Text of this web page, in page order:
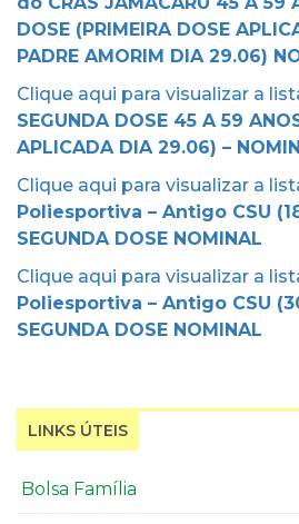
DOSE (PRIMEIRA DOSE
PADRE AMORIM DIA 29.06)
Clique aqui para visualizar a
SEGUNDA DOSE 45 A 59
APLICADA DIA 29.06) –
Clique aqui para visualizar a
Poliesportiva – Antigo CSU
SEGUNDA DOSE NOMINAL
Clique aqui para visualizar a
Poliesportiva – Antigo CSU
SEGUNDA DOSE NOMINAL
LINKS ÚTEIS
Bolsa Família